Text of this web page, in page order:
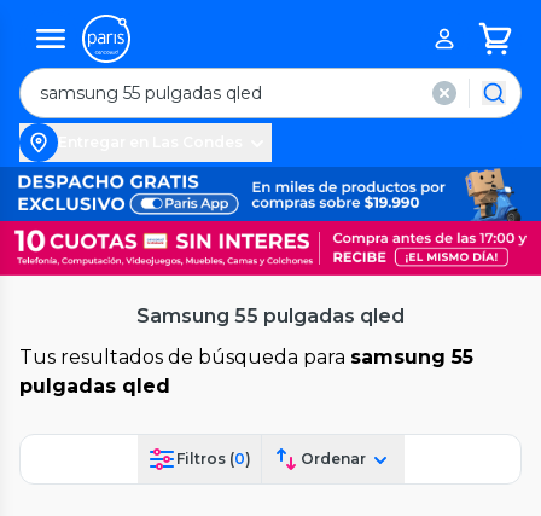
Samsung 55 pulgadas qled
Tus resultados de búsqueda para samsung 55
pulgadas qled
Filtros (0) Ordenar